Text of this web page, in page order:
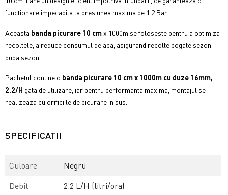
functionare impecabila la presiunea maxima de 1.2 Bar.
Aceasta banda picurare 10 cmx 1000m se foloseste pentru a optimiza
recoltele, a reduce consumul de apa, asigurand recolte bogate sezon
dupa sezon.
Pachetul contine o banda picurare 10 cm x 1000m cu duze 16mm,
2.2/H gata de utilizare, iar pentru performanta maxima, montajul se
realizeaza cu orificiile de picurare in sus.
SPECIFICATII
Culoare
Negru
Debit
2.2 L/H (litri/ora)